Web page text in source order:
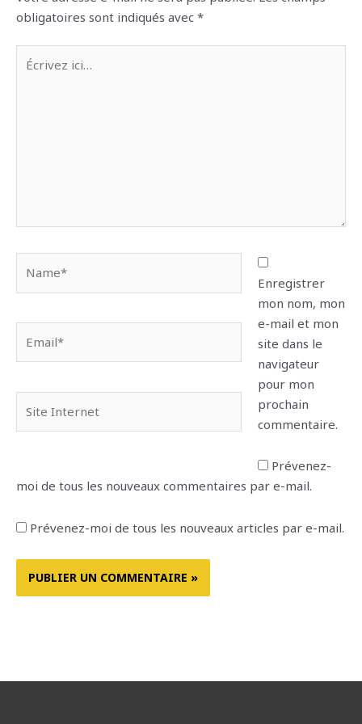
obligatoires sont indiqués avec *
Écrivez
ici…
Internet
Enregistrer
mon nom, mon
e-mail et mon
site dans le
navigateur
pour mon
prochain
commentaire.
Prévenez-
moi de tous les nouveaux commentaires par e-mail.
Prévenez-moi de tous les nouveaux articles par e-mail.